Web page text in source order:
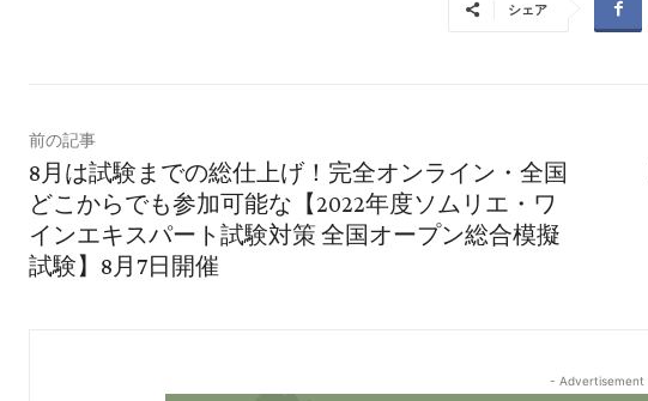
シェア
前の記事
8月は試験までの総仕上げ！完全オンライン・全国
どこからでも参加可能な【2022年度ソムリエ・ワ
インエキスパート試験対策 全国オープン総合模擬
試験】8月7日開催
- Advertisement